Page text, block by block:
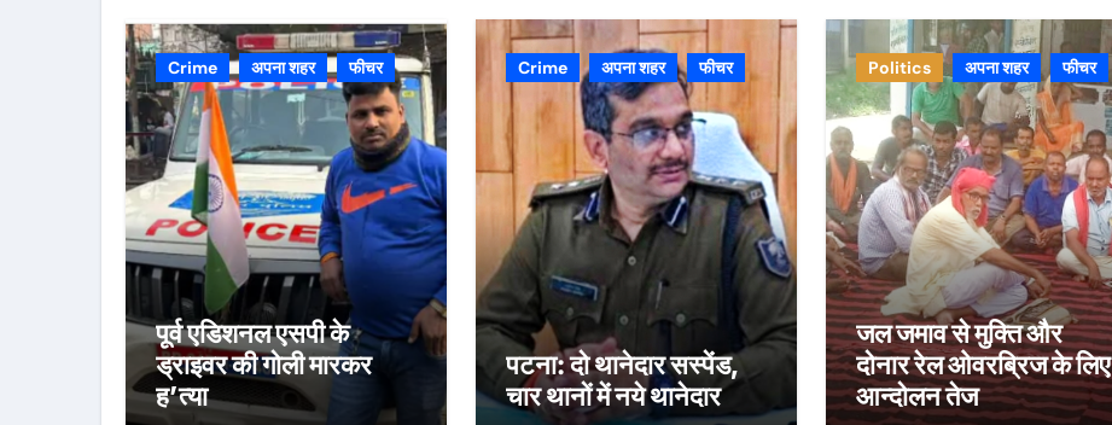
Crime अपना शहर फीचर
पूर्व एडिशनल एसपी के
ड्राइवर की गोली मारकर
ह’त्या
Crime अपना शहर फीचर
पटना: दो थानेदार सस्पेंड,
चार थानों में नये थानेदार
Politics अपना शहर फीचर
जल जमाव से मुक्ति और
दोनार रेल ओवरब्रिज के लिए
आन्दोलन तेज